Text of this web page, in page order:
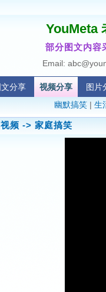
YouMeta
部分图文内容
Email:
文分享 视频分享
图片
幽默搞笑 | 生
频 -> 家庭搞笑